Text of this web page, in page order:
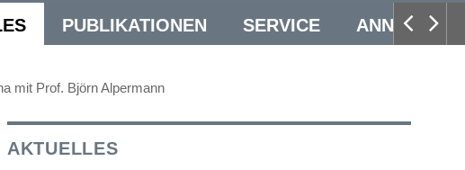
PUBLIKATIONEN SERVICE ANNUAL
mit Prof. Björn Alpermann
AKTUELLES